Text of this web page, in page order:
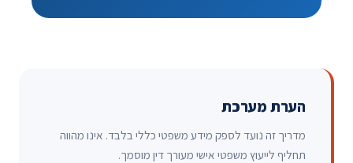
הערת מערכת
מדריך זה נועד לספק מידע משפטי כללי בלבד. אינו מהווה
תחליף לייעוץ משפטי אישי מעורך דין מוסמך.